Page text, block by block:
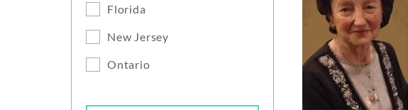
Florida
New Jersey
Ontario